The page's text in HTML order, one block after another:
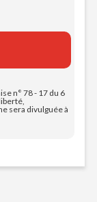
n° 78 - 17 du 6
sera divulguée à